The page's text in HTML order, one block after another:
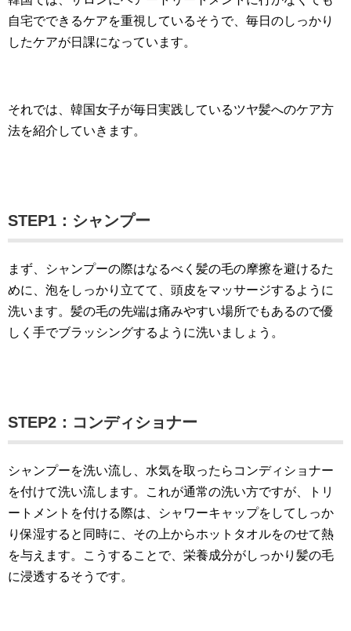
自宅でできるケアを重視しているそうで、毎日のしっかり
したケアが日課になっています。
それでは、韓国女子が毎日実践しているツヤ髪へのケア方
法を紹介していきます。
STEP1：シャンプー
まず、シャンプーの際はなるべく髪の毛の摩擦を避けるた
めに、泡をしっかり立てて、頭皮をマッサージするように
洗います。髪の毛の先端は痛みやすい場所でもあるので優
しく手でブラッシングするように洗いましょう。
STEP2：コンディショナー
シャンプーを洗い流し、水気を取ったらコンディショナー
を付けて洗い流します。これが通常の洗い方ですが、トリ
ートメントを付ける際は、シャワーキャップをしてしっか
り保湿すると同時に、その上からホットタオルをのせて熱
を与えます。こうすることで、栄養成分がしっかり髪の毛
に浸透するそうです。